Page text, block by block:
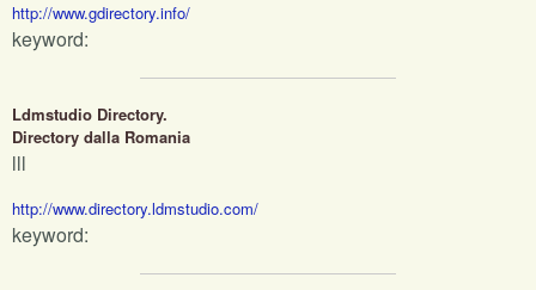
http://www.gdirectory.info/
keyword:
Ldmstudio Directory.
Directory dalla Romania
lll
http://www.directory.ldmstudio.com/
keyword: